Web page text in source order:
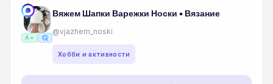
A+ ads_click
Вяжем Шапки Варежки Носки • Вязание
@vjazhem_noski
Хобби и активности